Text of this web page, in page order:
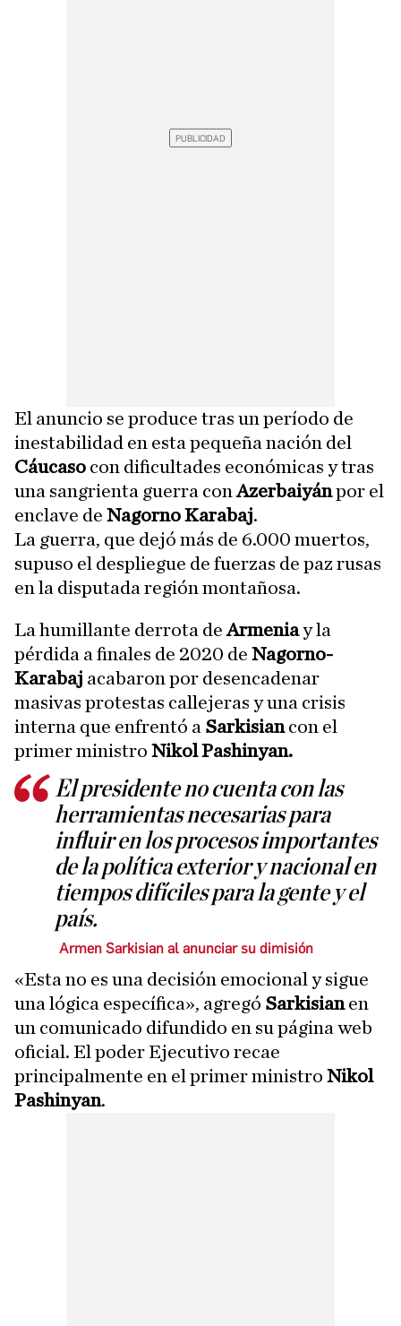
El anuncio se produce tras un período de
inestabilidad en esta pequeña nación del
Cáucaso con dificultades económicas y tras
una sangrienta guerra conAzerbaiyánpor el
enclave de Nagorno Karabaj.
La guerra, que dejó más de 6.000 muertos,
supuso el despliegue de fuerzas de paz rusas
en la disputada región montañosa.
La humillante derrota deArmeniay la
pérdida a finales de 2020 de Nagorno-
Karabaj acabaron por desencadenar
masivas protestas callejeras y una crisis
interna que enfrentó a Sarkisiancon el
primer ministro Nikol Pashinyan.
El presidente no cuenta con las
herramientas necesarias para
influir en los procesos importantes
de la política exterior y nacional en
tiempos difíciles para la gente y el
país.
Armen Sarkisian al anunciar su dimisión
«Esta no es una decisión emocional y sigue
una lógica específica», agregó Sarkisianen
un comunicado difundido en su página web
oficial. El poder Ejecutivo recae
principalmente en el primer ministro Nikol
Pashinyan.